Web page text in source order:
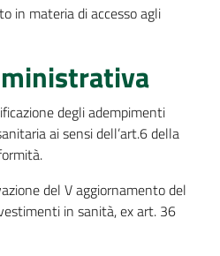
in materia di accesso agli
degli adempimenti
ai sensi dell’art.6 della
del V aggiornamento del
in sanità, ex art. 36